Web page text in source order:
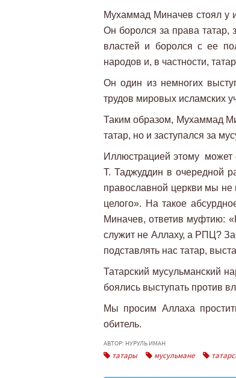
Мухаммад Миначев стоял у
Он боролся за права татар,
властей и боролся с ее
народов и, в частности,
Он один из немногих
трудов мировых исламских
Таким образом, Мухаммад
татар, но и заступался за
Иллюстрацией этому может
Т. Таджуддин в очередной
православной церкви мы не
целого». На такое
Миначев, ответив муфтию:
служит не Аллаху, а РПЦ?
подставлять нас татар,
Татарский мусульманский
боялись выступать против
Мы просим Аллаха
обитель.
АВТОР: НУРУЛЬ ИМАН
татары мусульмане